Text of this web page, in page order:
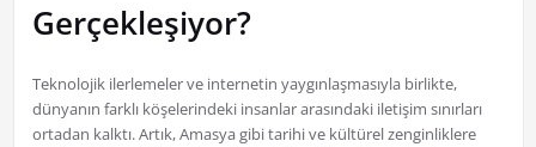
Gerçekleşiyor?
Teknolojik ilerlemeler ve internetin yaygınlaşmasıyla birlikte,
dünyanın farklı köşelerindeki insanlar arasındaki iletişim sınırları
ortadan kalktı. Artık, Amasya gibi tarihi ve kültürel zenginliklere